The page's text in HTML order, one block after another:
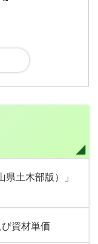
県土木部版）」
資材単価